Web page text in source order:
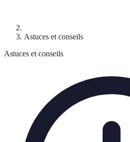
Astuces et conseils
Astuces et conseils